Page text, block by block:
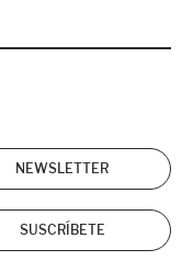
NEWSLETTER
SUSCRÍBETE